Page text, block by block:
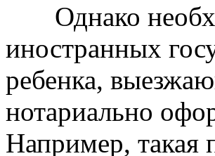
Однако
иностранных
ребенка,
нотариально
Например, такая